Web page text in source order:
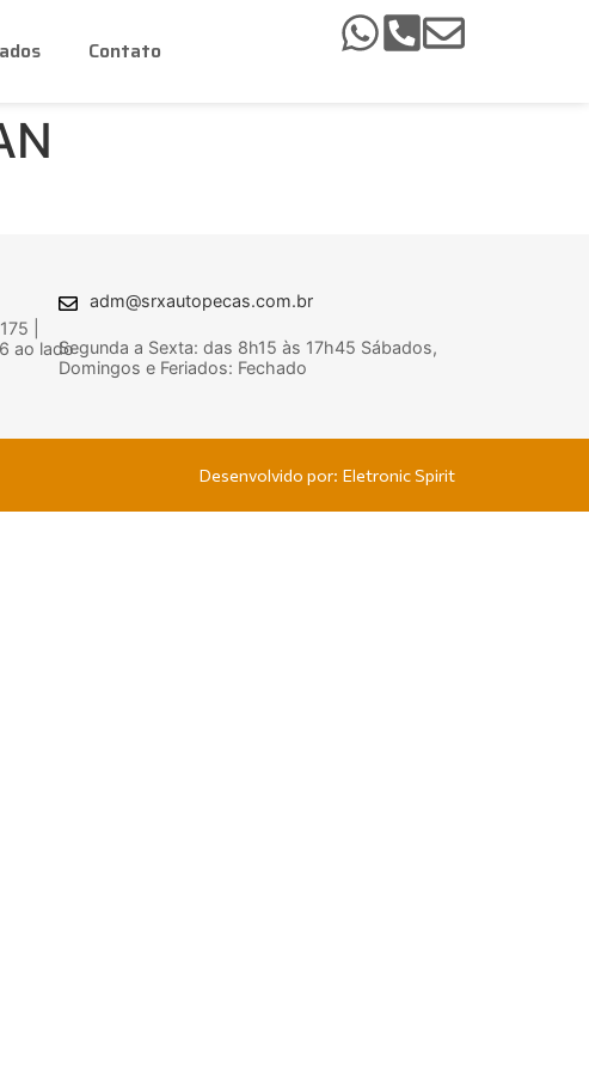
Contato
|
ao lado
adm@srxautopecas.com.br
Segunda a Sexta: das 8h15 às 17h45 Sábados,
Domingos e Feriados: Fechado
Desenvolvido por: Eletronic Spirit